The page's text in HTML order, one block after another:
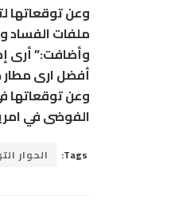
وعن توقعاتها
ملفات الفساد
وأضافت:” أرى
أفضل ارى
وعن توقعاتها
الفوضى في
Tags: الحوار